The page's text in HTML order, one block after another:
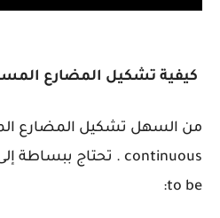
كيفية تشكيل المضارع
continuous . تحتاج ببساطة
to be: